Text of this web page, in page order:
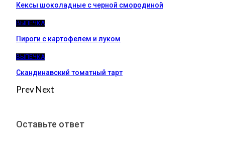
Кексы шоколадные с черной смородиной
ВЫПЕЧКА
Пироги c картофелем и луком
ВЫПЕЧКА
Скандинавский томатный тарт
PrevNext
Оставьте ответ